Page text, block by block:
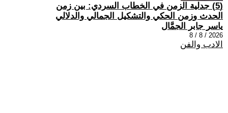
(5) جدلية الزمن في الخطاب السردي: بين زمن
الحدث وزمن الحكي والتشكيل الجمالي والدلالي
ياسر جابر الجمَّال
2026 / 8 / 8
الادب والفن